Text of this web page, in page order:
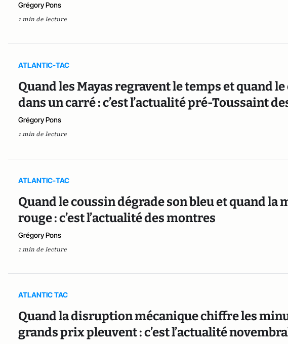
Grégory Pons
1 min de lecture
ATLANTIC-TAC
Quand les Mayas regravent le temps et quand
dans un carré : c’est l’actualité pré-Toussaint
Grégory Pons
1 min de lecture
ATLANTIC-TAC
Quand le coussin dégrade son bleu et quand la
rouge : c’est l’actualité des montres
Grégory Pons
1 min de lecture
ATLANTIC TAC
Quand la disruption mécanique chiffre les
grands prix pleuvent : c’est l’actualité